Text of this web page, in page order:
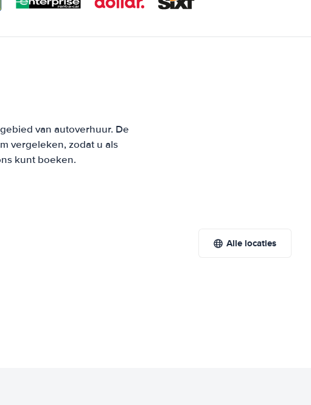
van autoverhuur. De
vergeleken, zodat u als
kunt boeken.
Alle locaties